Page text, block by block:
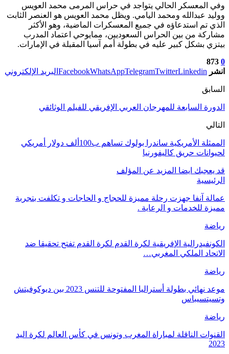
وفي المعسكر الحالي يتواجد في حراس المرمى محمد العويس
ووليد عبدالله ومحمد اليامي. ويظل محمد العويس هو العنصر الثابت
الذي تم استدعاؤه في جميع المعسكرات الماضية، وهو الأكثر
مشاركة من بين الحراس السعوديين، ممايوحي اعتماد المدرب
بيتزي بشكل كبير عليه في بطولة أمم آسيا المقبلة في الإمارات.
0
873
انشر
FacebookWhatsAppTelegramTwitterLinkedin البريد الإلكتروني
السابق
الدورة السابعة للمهرجان العربي الإفريقي للفيلم الوثائقي
التالي
الممثلة الأمريكية ساندرا بولوك تساهم ب100ألف دولار أمريكي
لحيوانات حريق كاليفورنيا
قد يعجبك ايضا المزيد عن المؤلف
الرئيسية
عمالة آنفا جهزت رحلة مميزة للحجاج و الحاجات و تكلفت بتجربة
مميزة للخدمات و الرعاية .
رياضة
الكونفيدرالية الإفريقية لكرة القدم لكرة القدم تفتح تحقيقا ضد
الاتحاد الملكي المغربي…
رياضة
موعد نهائي بطولة أستراليا المفتوحة للتنس 2023 بين ديوكوفيتش
وتسيتسيباس
رياضة
القنوات الناقلة لمباراة المغرب وتونس في كأس العالم لكرة اليد
2023